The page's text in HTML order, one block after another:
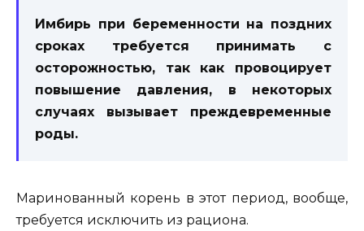
Имбирь при беременности на поздних
сроках требуется принимать с
осторожностью, так как провоцирует
повышение давления, в некоторых
случаях вызывает преждевременные
роды.
Маринованный корень в этот период, вообще,
требуется исключить из рациона.